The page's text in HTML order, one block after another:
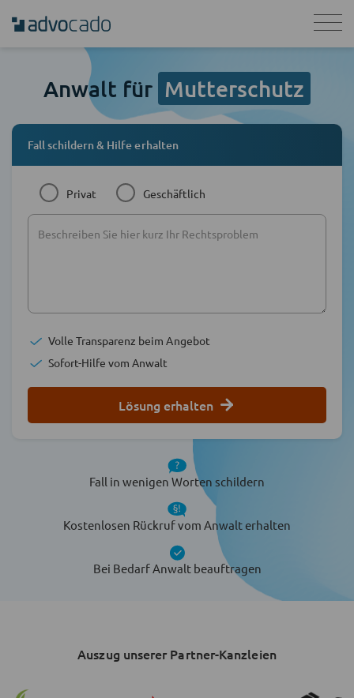
Anwalt für Mutterschutz
Fall schildern & Hilfe erhalten
Privat Geschäftlich
Volle Transparenz beim Angebot
Sofort-Hilfe vom Anwalt
Lösung erhalten
Fall in wenigen Worten schildern
Kostenlosen Rückruf vom Anwalt erhalten
Bei Bedarf Anwalt beauftragen
Auszug unserer Partner-Kanzleien